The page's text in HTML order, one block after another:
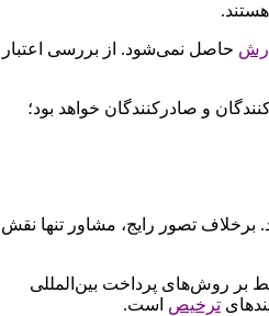
حاصل نمی‌شود. از بررسی اعتبار
و صادرکنندگان خواهد بود؛
تصور رایج، مشاور تنها نقش
بر روش‌های پرداخت بین‌المللی
ترخیص است.